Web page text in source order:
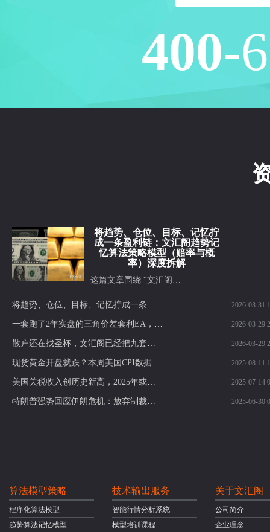
400-
将趋势、仓位、目标、记忆拧
成一条盈利链：文汇阁趋势记
忆算法策略模型（赔率与概
率）深度拆解
这篇文章围绕 “文汇阁…
将趋势、仓位、目标、记忆拧成一条盈利链：文汇阁趋势记忆算法策略模型（赔率与概率）深度拆解 2026-03-31
一套跑了2年实盘的三角价差套利EA，我为什么现在才开放授权？基于对冲价差逻辑的自动化套利执行模型，长期实盘运行经验，授权使用 2026-03-29
散户还在找圣杯，文汇阁已经把九套赚钱逻辑拼成了一整套交易战争机器，盯的是整个交易体系怎么长期稳定盈利：这就是你和成熟交易者的差距 2026-03-29
现货黄金开盘就跌？本周美国CPI数据或将定乾坤 2025-08-11
美国关税收入创历史新高，2025年或达3000亿美元，财政前景引发热议！ 2025-07-14
特朗普强势回应伊朗危机：放弃制裁解除，警告再轰核设施！黄金多头反击机会来了？ 2025-06-30
算法模型策略
程序化算法模型
趋势算法记忆模型
技术输出服务
智能行情分析系统
模型培训课程
关于文汇阁
公司简介
企业理念